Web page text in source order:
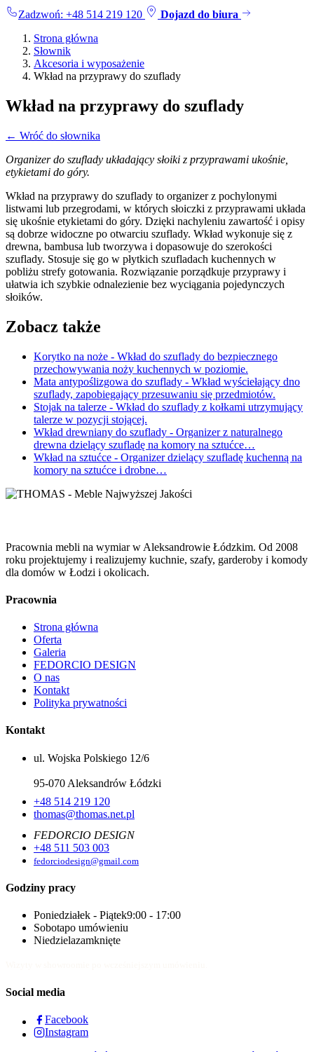
Zadzwoń: +48 514 219 120
Dojazd do biura
Strona główna
Słownik
Akcesoria i wyposażenie
Wkład na przyprawy do szuflady
Wkład na przyprawy do szuflady
← Wróć do słownika
Organizer do szuflady układający słoiki z przyprawami ukośnie,
etykietami do góry.
Wkład na przyprawy do szuflady to organizer z pochylonymi
listwami lub przegrodami, w których słoiczki z przyprawami układa
się ukośnie etykietami do góry. Dzięki nachyleniu zawartość i opisy
są dobrze widoczne po otwarciu szuflady. Wkład wykonuje się z
drewna, bambusa lub tworzywa i dopasowuje do szerokości
szuflady. Stosuje się go w płytkich szufladach kuchennych w
pobliżu strefy gotowania. Rozwiązanie porządkuje przyprawy i
ułatwia ich szybkie odnalezienie bez wyciągania pojedynczych
słoików.
Zobacz także
Korytko na noże - Wkład do szuflady do bezpiecznego
przechowywania noży kuchennych w poziomie.
Mata antypoślizgowa do szuflady - Wkład wyściełający dno
szuflady, zapobiegający przesuwaniu się przedmiotów.
Stojak na talerze - Wkład do szuflady z kołkami utrzymujący
talerze w pozycji stojącej.
Wkład drewniany do szuflady - Organizer z naturalnego
drewna dzielący szufladę na komory na sztućce…
Wkład na sztućce - Organizer dzielący szufladę kuchenną na
komory na sztućce i drobne…
Pracownia mebli na wymiar w Aleksandrowie Łódzkim. Od 2008
roku projektujemy i realizujemy kuchnie, szafy, garderoby i komody
dla domów w Łodzi i okolicach.
Pracownia
Strona główna
Oferta
Galeria
FEDORCIO DESIGN
O nas
Kontakt
Polityka prywatności
Kontakt
ul. Wojska Polskiego 12/6
95-070 Aleksandrów Łódzki
+48 514 219 120
thomas@thomas.net.pl
FEDORCIO DESIGN
+48 511 503 003
fedorciodesign@gmail.com
Godziny pracy
Poniedziałek - Piątek9:00 - 17:00
Sobotapo umówieniu
Niedzielazamknięte
Social media
Facebook
Instagram